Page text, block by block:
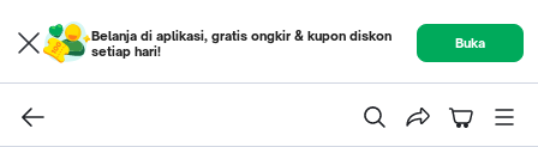
Belanja di aplikasi, gratis ongkir & kupon diskon
setiap hari!
Buka